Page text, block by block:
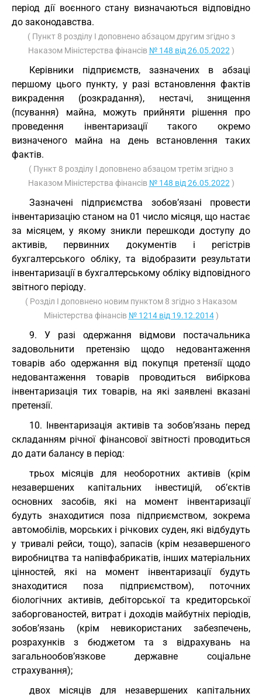
період дії воєнного стану визначаються відповідно
до законодавства.
( Пункт 8 розділу I доповнено абзацом другим згідно з
Наказом Міністерства фінансів № 148 від 26.05.2022 )
Керівники підприємств, зазначених в абзаці
першому цього пункту, у разі встановлення фактів
викрадення (розкрадання), нестачі, знищення
(псування) майна, можуть прийняти рішення про
проведення інвентаризації такого окремо
визначеного майна на день встановлення таких
фактів.
( Пункт 8 розділу I доповнено абзацом третім згідно з
Наказом Міністерства фінансів № 148 від 26.05.2022 )
Зазначені підприємства зобов’язані провести
інвентаризацію станом на 01 число місяця, що настає
за місяцем, у якому зникли перешкоди доступу до
активів, первинних документів і регістрів
бухгалтерського обліку, та відобразити результати
інвентаризації в бухгалтерському обліку відповідного
звітного періоду.
( Розділ I доповнено новим пунктом 8 згідно з Наказом
Міністерства фінансів № 1214 від 19.12.2014)
9. У разі одержання відмови постачальника
задовольнити претензію щодо недовантаження
товарів або одержання від покупця претензії щодо
недовантаження товарів проводиться вибіркова
інвентаризація тих товарів, на які заявлені вказані
претензії.
10. Інвентаризація активів та зобов’язань перед
складанням річної фінансової звітності проводиться
до дати балансу в період:
трьох місяців для необоротних активів (крім
незавершених капітальних інвестицій, об’єктів
основних засобів, які на момент інвентаризації
будуть знаходитися поза підприємством, зокрема
автомобілів, морських і річкових суден, які відбудуть
у тривалі рейси, тощо), запасів (крім незавершеного
виробництва та напівфабрикатів, інших матеріальних
цінностей, які на момент інвентаризації будуть
знаходитися поза підприємством), поточних
біологічних активів, дебіторської та кредиторської
заборгованостей, витрат і доходів майбутніх періодів,
зобов’язань (крім невикористаних забезпечень,
розрахунків з бюджетом та з відрахувань на
загальнообов’язкове державне соціальне
страхування);
двох місяців для незавершених капітальних